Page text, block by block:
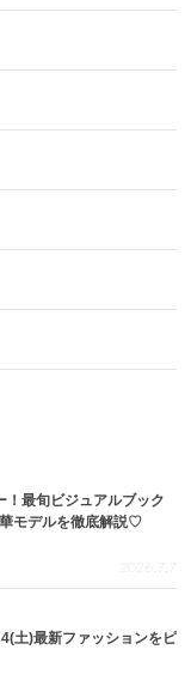
！最旬ビジュアルブック
華モデルを徹底解説♡
2026.7.7
土)最新ファッションをピ